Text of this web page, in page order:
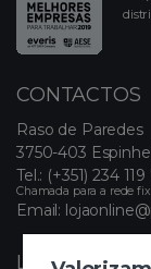
CONTACTOS
Raso de Paredes
3750-403
Tel.: (+351) 234
Chamada para a rede
Email:
LINKS ÚTEIS